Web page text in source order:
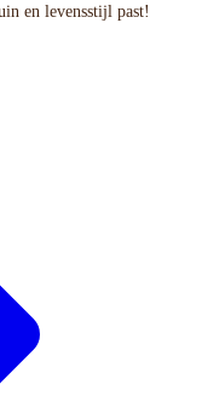
en levensstijl past!